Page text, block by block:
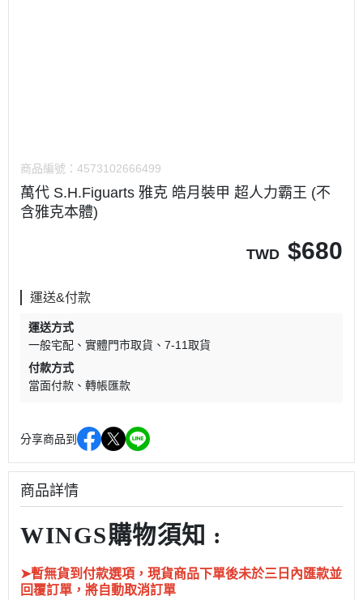
商品編號： 4573102666499
萬代 S.H.Figuarts 雅克 皓月裝甲 超人力霸王 (不
含雅克本體)
TWD $680
運送&付款
運送方式
一般宅配
實體門市取貨
7-11取貨
付款方式
當面付款
轉帳匯款
分享商品到
商品詳情
WINGS購物須知 :
➤暫無貨到付款選項，現貨商品下單後未於三日內匯款並
回覆訂單，將自動取消訂單